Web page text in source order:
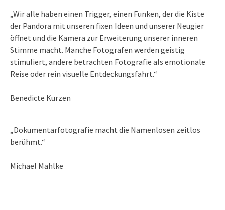
„Wir alle haben einen Trigger, einen Funken, der die Kiste
der Pandora mit unseren fixen Ideen und unserer Neugier
öffnet und die Kamera zur Erweiterung unserer inneren
Stimme macht. Manche Fotografen werden geistig
stimuliert, andere betrachten Fotografie als emotionale
Reise oder rein visuelle Entdeckungsfahrt.“
Benedicte Kurzen
„Dokumentarfotografie macht die Namenlosen zeitlos
berühmt.“
Michael Mahlke